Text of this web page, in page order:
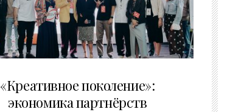
«Креативное поколение»:
экономика партнёрств